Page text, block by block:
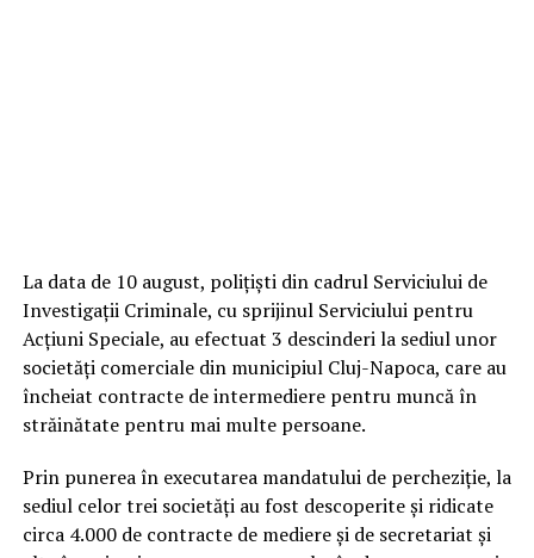
La data de 10 august, poliţişti din cadrul Serviciului de
Investigaţii Criminale, cu sprijinul Serviciului pentru
Acţiuni Speciale, au efectuat 3 descinderi la sediul unor
societăţi comerciale din municipiul Cluj-Napoca, care au
încheiat contracte de intermediere pentru muncă în
străinătate pentru mai multe persoane.
Prin punerea în executarea mandatului de percheziţie, la
sediul celor trei societăţi au fost descoperite şi ridicate
circa 4.000 de contracte de mediere şi de secretariat şi